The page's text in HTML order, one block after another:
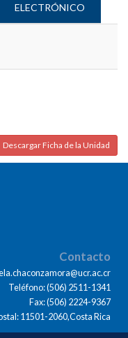
ELECTRÓNICO
Descargar Ficha de la Unidad
Contacto
Teléfono: (506) 2511-1341
Fax: (506) 2224-9367
11501-2060,Costa Rica